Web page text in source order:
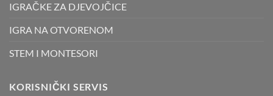
IGRAČKE ZA DJEVOJČICE
IGRA NA OTVORENOM
STEM I MONTESORI
KORISNIČKI SERVIS